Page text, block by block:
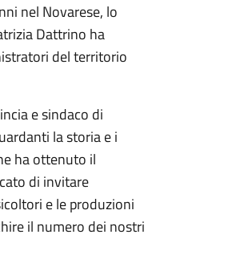
nel Novarese, lo
Dattrino ha
del territorio
e sindaco di
la storia e i
ha ottenuto il
di invitare
e le produzioni
il numero dei nostri